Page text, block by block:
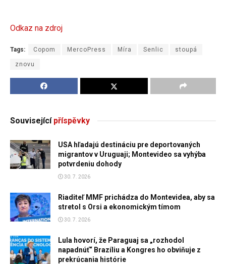
Odkaz na zdroj
Tags: Copom MercoPress Míra Senlic stoupá
znovu
Souvisejícípříspěvky
USA hľadajú destináciu pre deportovaných
migrantov v Uruguaji; Montevideo sa vyhýba
potvrdeniu dohody
30. 7. 2026
Riaditeľ MMF prichádza do Montevidea, aby sa
stretol s Orsi a ekonomickým tímom
30. 7. 2026
Lula hovorí, že Paraguaj sa „rozhodol
napadnúť“ Brazíliu a Kongres ho obviňuje z
prekrúcania histórie